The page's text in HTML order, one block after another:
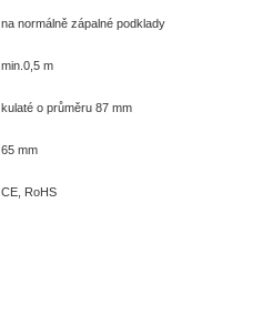
na normálně zápalné podklady
min.0,5 m
kulaté o průměru 87 mm
65 mm
CE, RoHS